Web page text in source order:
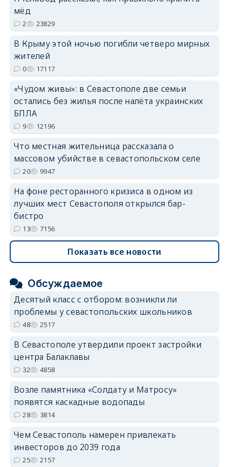
мёд
2 23829
В Крыму этой ночью погибли четверо мирных
жителей
0 17117
«Чудом живы»: в Севастополе две семьи
остались без жилья после налёта украинских
БПЛА
9 12196
Что местная жительница рассказала о
массовом убийстве в севастопольском селе
20 9947
На фоне ресторанного кризиса в одном из
лучших мест Севастополя открылся бар-
бистро
13 7156
Показать все новости
Обсуждаемое
Десятый класс с отбором: возникли ли
проблемы у севастопольских школьников
48 2517
В Севастополе утвердили проект застройки
центра Балаклавы
32 4858
Возле памятника «Солдату и Матросу»
появятся каскадные водопады
28 3814
Чем Севастополь намерен привлекать
инвесторов до 2039 года
25 2157